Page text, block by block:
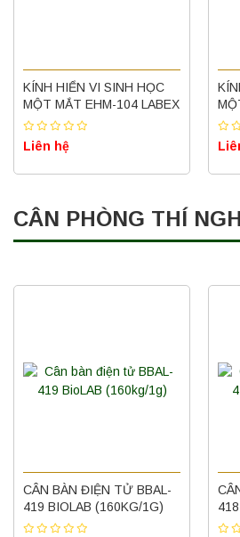
KÍNH HIỂN VI SINH HỌC
MỘT MẮT EHM-104 LABEX
Liên hệ
CÂN PHÒNG THÍ
CÂN BÀN ĐIỆN TỬ BBAL-
419 BIOLAB (160KG/1G)